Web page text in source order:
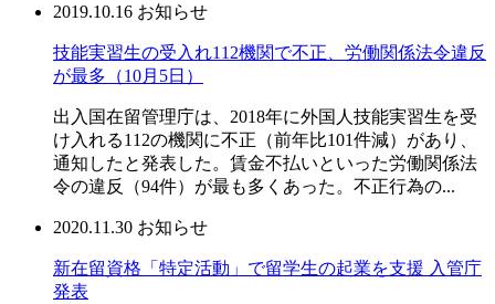
2019.10.16 お知らせ
技能実習生の受入れ112機関で不正、労働関係法令違反
が最多（10月5日）
出入国在留管理庁は、2018年に外国人技能実習生を受
け入れる112の機関に不正（前年比101件減）があり、
通知したと発表した。賃金不払いといった労働関係法
令の違反（94件）が最も多くあった。不正行為の...
2020.11.30 お知らせ
新在留資格「特定活動」で留学生の起業を支援 入管庁
発表